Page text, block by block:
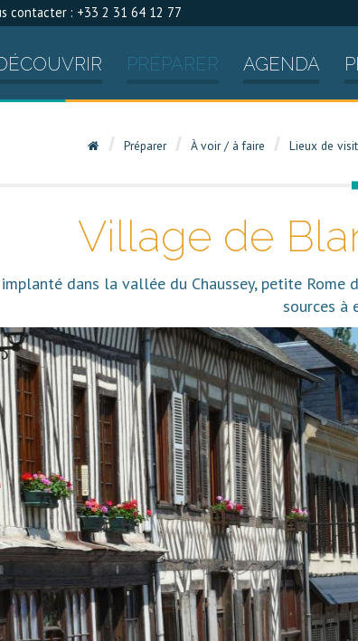
contacter : +33 2 31 64 12 77
PRÉPARER AGENDA
Préparer À voir / à faire Lieux de
Village de
dans la vallée du Chaussey, petite Rome
sources à